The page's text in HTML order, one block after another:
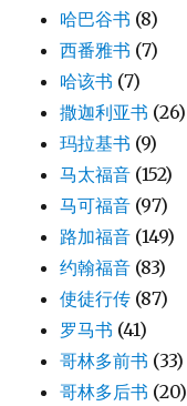
哈巴谷书 (8)
西番雅书 (7)
哈该书 (7)
撒迦利亚书 (26)
玛拉基书 (9)
马太福音 (152)
马可福音 (97)
路加福音 (149)
约翰福音 (83)
使徒行传 (87)
罗马书 (41)
哥林多前书 (33)
哥林多后书 (20)